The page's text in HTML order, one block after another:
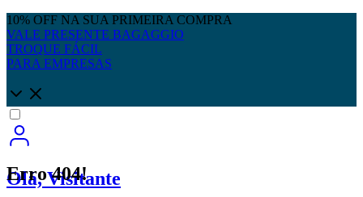
10% OFF NA SUA PRIMEIRA COMPRA
VALE PRESENTE BAGAGGIO
TROQUE FÁCIL
PARA EMPRESAS
Olá, Visitante
Erro 404!